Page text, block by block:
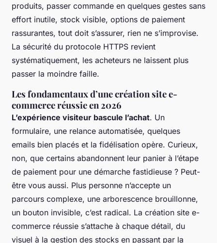
produits, passer commande en quelques gestes sans
effort inutile, stock visible, options de paiement
rassurantes, tout doit s’assurer, rien ne s’improvise.
La sécurité du protocole HTTPS revient
systématiquement, les acheteurs ne laissent plus
passer la moindre faille.
Les fondamentaux d’une création site e-
commerce réussie en 2026
L’expérience visiteur bascule l’achat. Un
formulaire, une relance automatisée, quelques
emails bien placés et la fidélisation opère. Curieux,
non, que certains abandonnent leur panier à l’étape
de paiement pour une démarche fastidieuse ? Peut-
être vous aussi. Plus personne n’accepte un
parcours complexe, une arborescence brouillonne,
un bouton invisible, c’est radical. La création site e-
commerce réussie s’attache à chaque détail, du
visuel à la gestion des stocks en passant par la